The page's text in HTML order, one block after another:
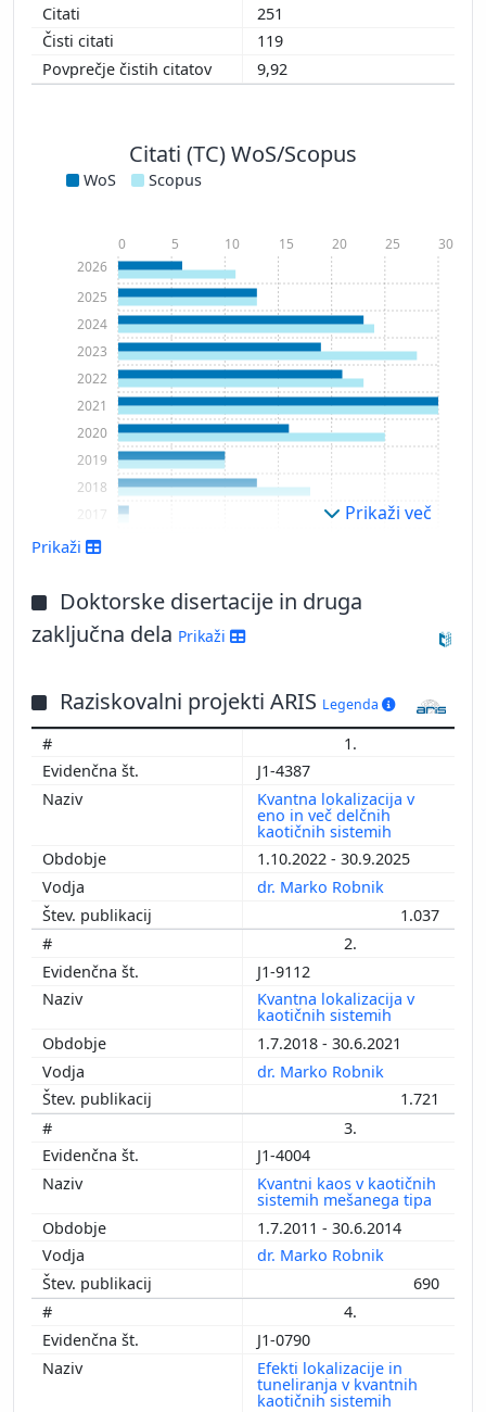
251
119
9,92
Citati (TC) WoS/Scopus
WoS Scopus
2010
2013
2014
2016
2017
2018
2019
2020
2021
2022
2023
2024
2025
2026
0 5 10 15 20 25 30
Prikaži več
Prikaži
Doktorske disertacije in druga
zaključna dela Prikaži
Raziskovalni projekti ARIS Legenda
1.
J1-4387
Kvantna lokalizacija v
eno in več delčnih
kaotičnih sistemih
1.10.2022 - 30.9.2025
dr. Marko Robnik
1.037
2.
J1-9112
Kvantna lokalizacija v
kaotičnih sistemih
1.7.2018 - 30.6.2021
dr. Marko Robnik
1.721
3.
J1-4004
Kvantni kaos v kaotičnih
sistemih mešanega tipa
1.7.2011 - 30.6.2014
dr. Marko Robnik
690
4.
J1-0790
Efekti lokalizacije in
tuneliranja v kvantnih
kaotičnih sistemih